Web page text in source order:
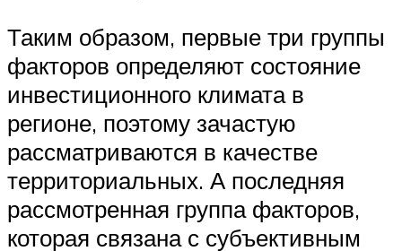
Таким образом, первые три группы
факторов определяют состояние
инвестиционного климата в
регионе, поэтому зачастую
рассматриваются в качестве
территориальных. А последняя
рассмотренная группа факторов,
которая связана с субъективным